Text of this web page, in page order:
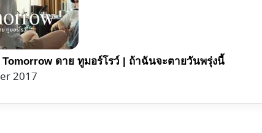
Tomorrow ดาย ทูมอร์โรว์ | ถ้าฉันจะตายวันพรุ่งนี้
2017